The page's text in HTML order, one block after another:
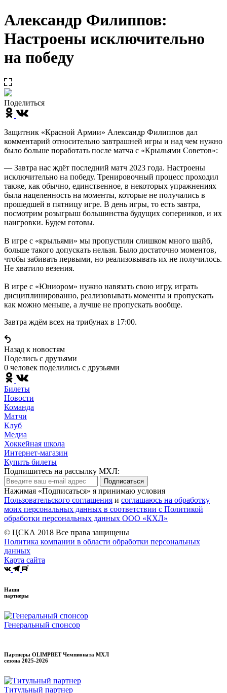
Александр Филиппов:
Настроены исключительно
на победу
Поделиться
Защитник «Красной Армии» Александр Филиппов дал
комментарий относительно завтрашней игры и над чем нужно
было больше поработать после матча с «Крыльями Советов»:
— Завтра нас ждёт последний матч 2023 года. Настроены
исключительно на победу. Тренировочный процесс проходил
также, как обычно, единственное, в некоторых упражнениях
была нацеленность на моменты, которые не получались в
прошедшей в пятницу игре. В день игры, то есть завтра,
посмотрим розыгрыш большинства будущих соперников, и их
наигровки. Будем готовы.
В игре с «крыльями» мы пропустили слишком много шайб,
больше такого допускать нельзя. Было достаточно моментов,
чтобы забивать первыми, но реализовывать их не получилось.
Не хватило везения.
В игре с «Юниором» нужно навязать свою игру, играть
дисциплинированно, реализовывать моменты и пропускать
как можно меньше, а лучше не пропускать вообще.
Завтра ждём всех на трибунах в 17:00.
Назад к новостям
Поделись c друзьями
0 человек поделились c друзьями
Билеты
Новости
Команда
Матчи
Клуб
Медиа
Хоккейная школа
Интернет-магазин
Купить билеты
Подпишитесь на рассылку МХЛ:
Подписаться
Нажимая «Подписаться» я принимаю условия
Пользовательского соглашения и соглашаюсь на обработку
моих персональных данных в соответствии с Политикой
обработки персональных данных ООО «КХЛ»
© ЦСКА 2018 Все права защищены
Политика компании в области обработки персональных
данных
Карта сайта
Наши
партнеры
Генеральный спонсор
Партнеры OLIMPBET Чемпионата МХЛ
сезона 2025-2026
Титульный партнер